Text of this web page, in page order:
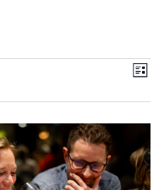
PAR
DE
Liste